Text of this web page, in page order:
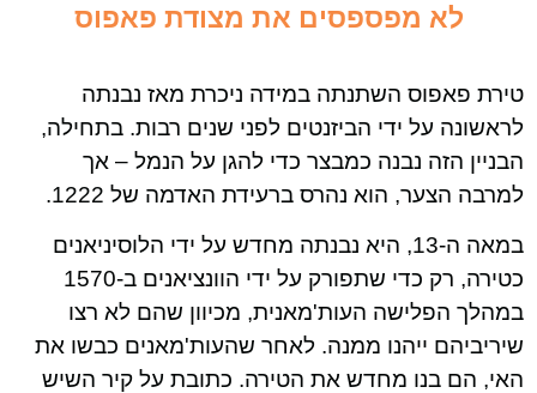
לא מפספסים את מצודת פאפוס
טירת פאפוס השתנתה במידה ניכרת מאז נבנתה
לראשונה על ידי הביזנטים לפני שנים רבות. בתחילה,
הבניין הזה נבנה כמבצר כדי להגן על הנמל – אך
למרבה הצער, הוא נהרס ברעידת האדמה של 1222.
במאה ה-13, היא נבנתה מחדש על ידי הלוסיניאנים
כטירה, רק כדי שתפורק על ידי הוונציאנים ב-1570
במהלך הפלישה העות'מאנית, מכיוון שהם לא רצו
שיריביהם ייהנו ממנה. לאחר שהעות'מאנים כבשו את
האי, הם בנו מחדש את הטירה. כתובת על קיר השיש